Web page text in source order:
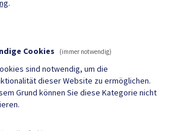
Gemeindezeitung
.
Cookies (immer notwendig)
sind notwendig, um die
dieser Website zu ermöglichen.
Grund können Sie diese Kategorie nicht